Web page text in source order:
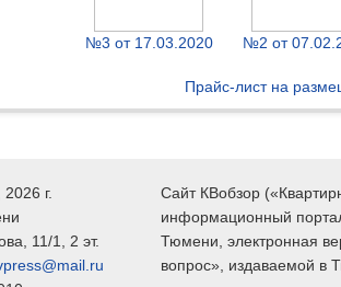
№3 от 17.03.2020 №2 от
Прайс-лист на
, 2026 г.
11/1, 2 эт.
Сайт КВобзор
информационный
Тюмени, электронная
вопрос», издаваемой в